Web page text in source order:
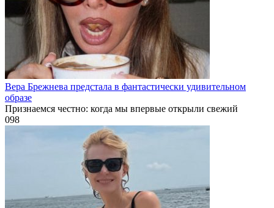
Вера Брежнева предстала в фантастически удивительном
образе
Признаемся честно: когда мы впервые открыли свежий
098